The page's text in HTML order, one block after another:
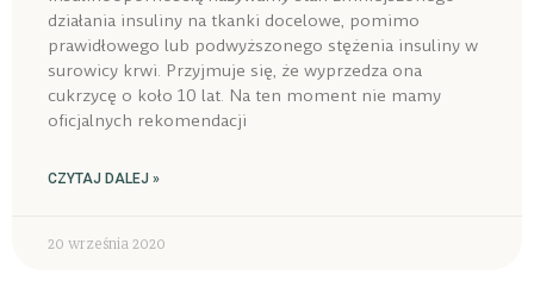
działania insuliny na tkanki docelowe, pomimo
prawidłowego lub podwyższonego stężenia insuliny w
surowicy krwi. Przyjmuje się, że wyprzedza ona
cukrzycę o koło 10 lat. Na ten moment nie mamy
oficjalnych rekomendacji
CZYTAJ DALEJ »
20 września 2020